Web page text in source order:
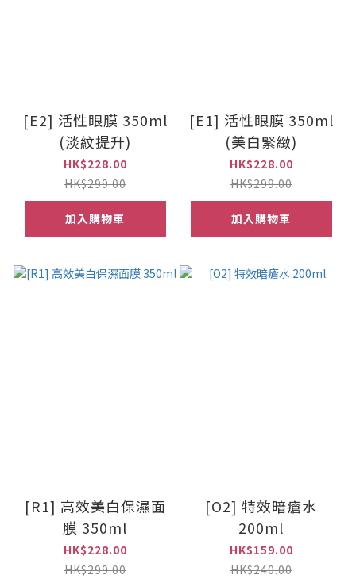
[E2] 活性眼膜 350ml
(淡紋提升)
HK$228.00
HK$299.00
加入購物車
[E1] 活性眼膜 350ml
(美白緊緻)
HK$228.00
HK$299.00
加入購物車
[R1] 高效美白保濕面
膜 350ml
HK$228.00
HK$299.00
[O2] 特效暗瘡水
200ml
HK$159.00
HK$240.00